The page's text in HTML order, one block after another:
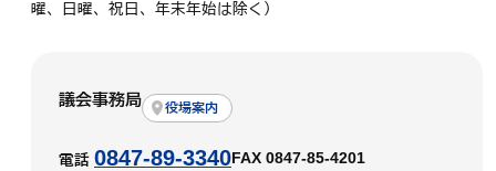
曜、日曜、祝日、年末年始は除く）
議会事務局 役場案内
電話 0847-89-3340 FAX 0847-85-4201